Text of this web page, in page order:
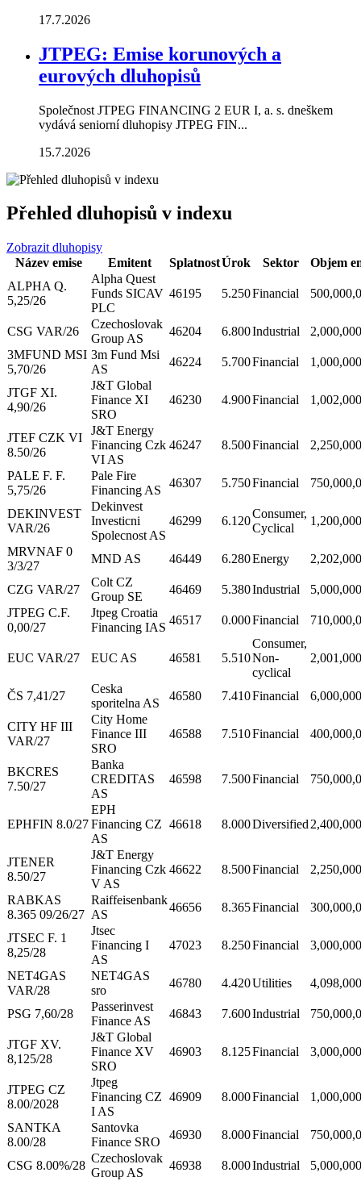
17.7.2026
JTPEG: Emise korunových a
eurových dluhopisů
Společnost JTPEG FINANCING 2 EUR I, a. s. dneškem
vydává seniorní dluhopisy JTPEG FIN...
15.7.2026
Přehled dluhopisů v indexu
Zobrazit dluhopisy
Název emise
Emitent SplatnostÚrok Sektor
Objem
ALPHA Q.
5,25/26
Alpha Quest
Funds SICAV
PLC
46195 5.250Financial
CSG VAR/26
Czechoslovak
Group AS
46204 6.800Industrial
3MFUND MSI
5,70/26
3m Fund Msi
AS
46224 5.700Financial
JTGF XI.
4,90/26
J&T Global
Finance XI
SRO
46230 4.900Financial
JTEF CZK VI
8.50/26
J&T Energy
Financing Czk
VI AS
46247 8.500Financial
PALE F. F.
5,75/26
Pale Fire
Financing AS
46307 5.750Financial
DEKINVEST
VAR/26
Dekinvest
Investicni
Spolecnost AS
46299 6.120
Consumer,
Cyclical
MRVNAF 0
3/3/27
MND AS 46449 6.280Energy
CZG VAR/27
Colt CZ
Group SE
46469 5.380Industrial
JTPEG C.F.
0,00/27
Jtpeg Croatia
Financing IAS
46517 0.000Financial
EUC VAR/27 EUC AS 46581 5.510
Consumer,
Non-
cyclical
ČS 7,41/27
Ceska
sporitelna AS
46580 7.410Financial
CITY HF III
VAR/27
City Home
Finance III
SRO
46588 7.510Financial
BKCRES
7.50/27
Banka
CREDITAS
AS
46598 7.500Financial
EPHFIN 8.0/27
EPH
Financing CZ
AS
46618 8.000Diversified
JTENER
8.50/27
J&T Energy
Financing Czk
V AS
46622 8.500Financial
RABKAS
8.365 09/26/27
Raiffeisenbank
AS
46656 8.365Financial
JTSEC F. 1
8,25/28
Jtsec
Financing I
AS
47023 8.250Financial
NET4GAS
VAR/28
NET4GAS
sro
46780 4.420Utilities
PSG 7,60/28
Passerinvest
Finance AS
46843 7.600Industrial
JTGF XV.
8,125/28
J&T Global
Finance XV
SRO
46903 8.125Financial
JTPEG CZ
8.00/2028
Jtpeg
Financing CZ
I AS
46909 8.000Financial
SANTKA
8.00/28
Santovka
Finance SRO
46930 8.000Financial
CSG 8.00%/28
Czechoslovak
Group AS
46938 8.000Industrial